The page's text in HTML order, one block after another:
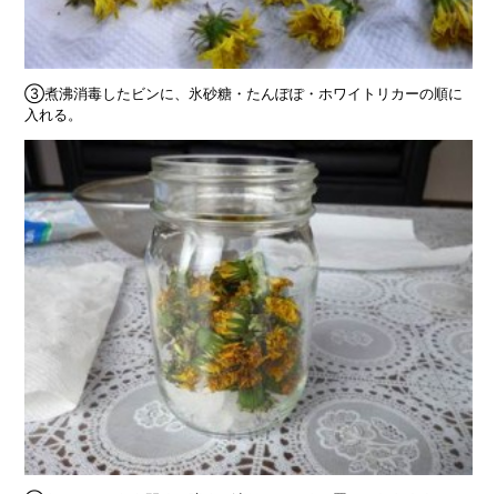
③煮沸消毒したビンに、氷砂糖・たんぽぽ・ホワイトリカーの順に
入れる。